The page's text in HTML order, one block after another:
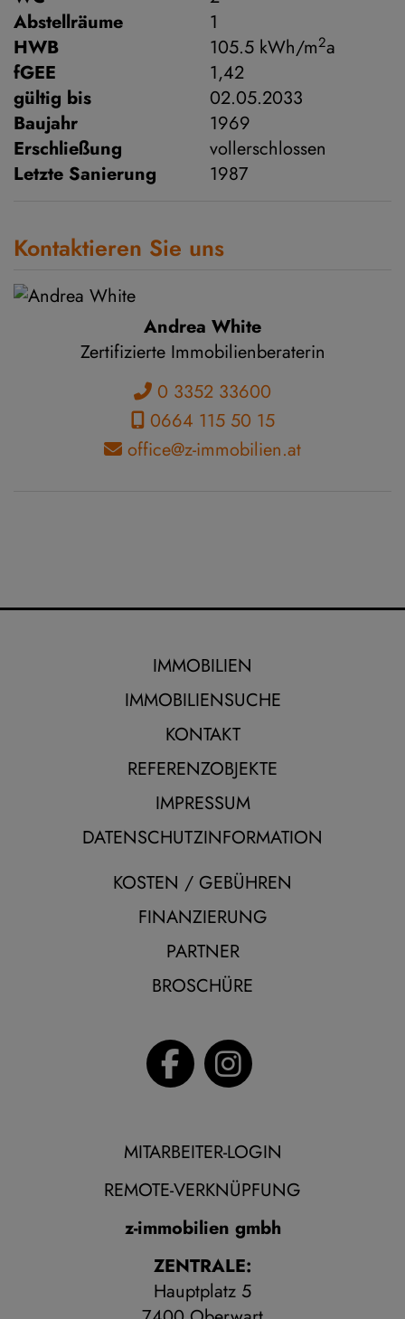
Abstellräume
1
HWB
105.5 kWh/m2a
fGEE
1,42
gültig bis
02.05.2033
Baujahr
1969
Erschließung
vollerschlossen
Letzte Sanierung
1987
Kontaktieren Sie uns
Andrea White
Zertifizierte Immobilienberaterin
0 3352 33600
0664 115 50 15
office@z-immobilien.at
IMMOBILIEN
IMMOBILIENSUCHE
KONTAKT
REFERENZOBJEKTE
IMPRESSUM
DATENSCHUTZINFORMATION
KOSTEN / GEBÜHREN
FINANZIERUNG
PARTNER
BROSCHÜRE
MITARBEITER-LOGIN
REMOTE-VERKNÜPFUNG
z-immobilien gmbh
ZENTRALE:
Hauptplatz 5